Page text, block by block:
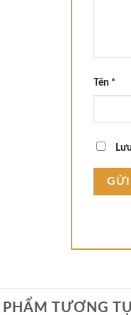
Tên *
PHẨM TƯƠNG